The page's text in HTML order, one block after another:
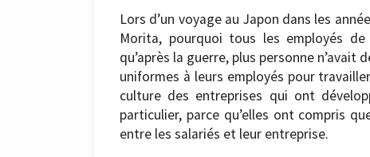
Lors d’un voyage au Japon dans les
Morita, pourquoi tous les employés
qu’après la guerre, plus personne
uniformes à leurs employés pour
culture des entreprises qui ont
particulier, parce qu’elles ont compris
entre les salariés et leur entreprise.